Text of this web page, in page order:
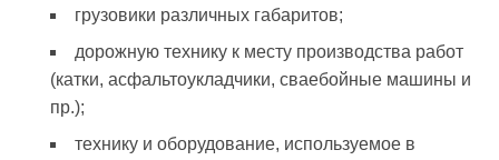
грузовики различных габаритов;
дорожную технику к месту производства работ
(катки, асфальтоукладчики, сваебойные машины и
пр.);
технику и оборудование, используемое в